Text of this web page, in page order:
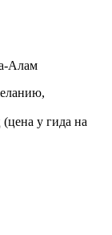
Алам
у гида на